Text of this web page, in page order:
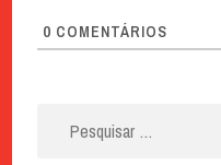
0 COMENTÁRIOS